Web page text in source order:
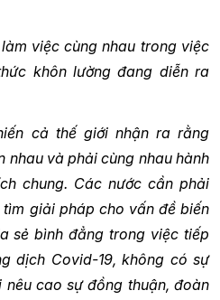
việc cùng nhau trong việc
khôn lường đang diễn ra
cả thế giới nhận ra rằng
nhau và phải cùng nhau hành
chung. Các nước cần phải
giải pháp cho vấn đề biến
sẻ bình đẳng trong việc tiếp
dịch Covid-19, không có sự
cao sự đồng thuận, đoàn